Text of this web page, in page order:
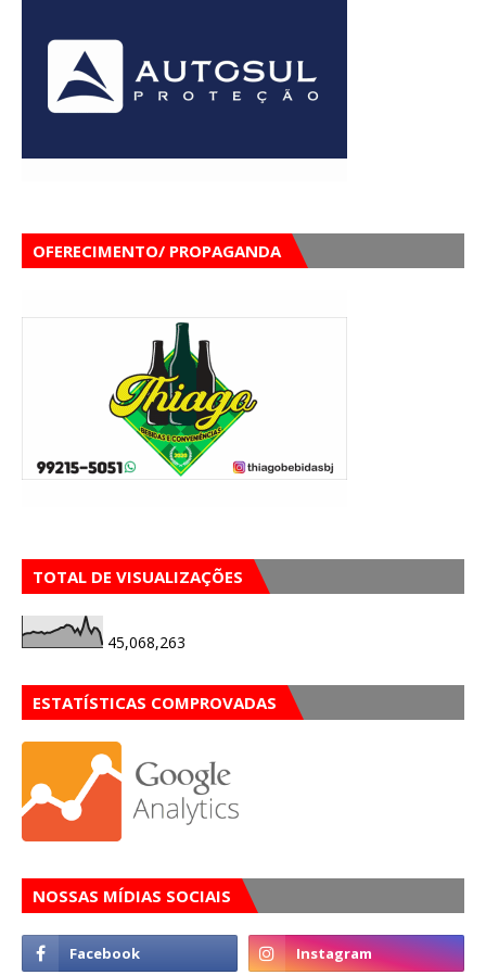
OFERECIMENTO/ PROPAGANDA
TOTAL DE VISUALIZAÇÕES
45,068,263
ESTATÍSTICAS COMPROVADAS
NOSSAS MÍDIAS SOCIAIS